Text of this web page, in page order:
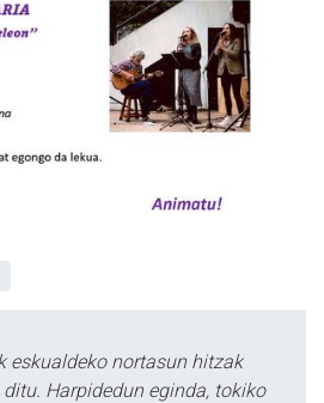
eskualdeko nortasun hitzak
Harpidedun eginda, tokiko